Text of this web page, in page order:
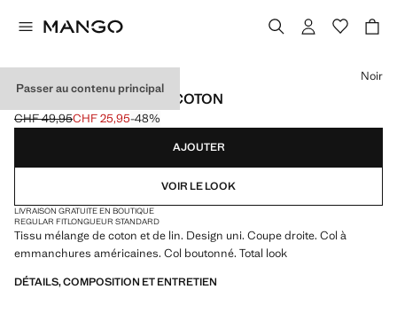
Passer au contenu principal
TOP HALTER EN LIN ET COTON
Prix initial barré [CHF 49,95 ]
CHF 49,95
Prix actuel [CHF 25,95 ]
CHF 25,95-48%
Choisissez une couleur
Noir
AJOUTER
VOIR LE LOOK
LIVRAISON GRATUITE EN BOUTIQUE
REGULAR FITLONGUEUR STANDARD
Tissu mélange de coton et de lin. Design uni. Coupe droite. Col à
emmanchures américaines. Col boutonné. Total look
DÉTAILS, COMPOSITION ET ENTRETIEN